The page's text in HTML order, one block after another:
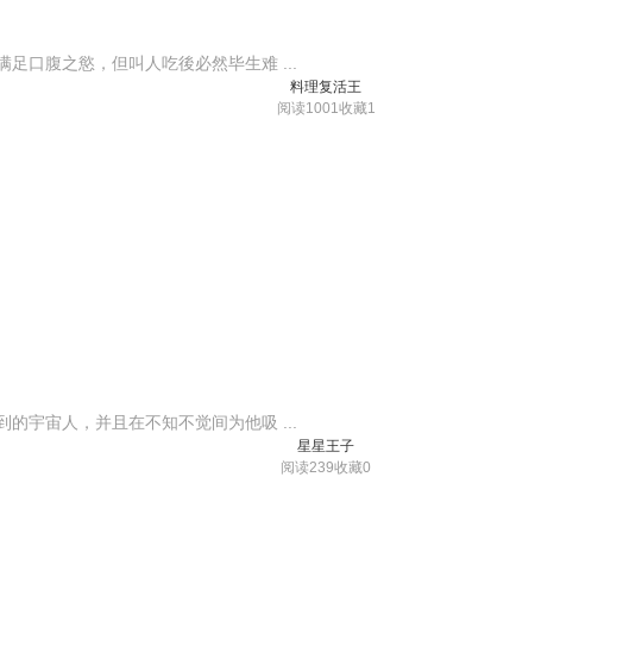
口腹之慾，但叫人吃後必然毕生难 ...
料理复活王
阅读1001 收藏1
宇宙人，并且在不知不觉间为他吸 ...
星星王子
阅读239收藏0